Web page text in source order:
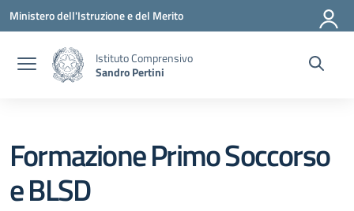
Vai ai contenuti
Vai al menu di navigazione
Vai al footer
Ministero dell'Istruzione e del Merito
Istituto Comprensivo
Sandro Pertini
Formazione Primo Soccorso
e BLSD